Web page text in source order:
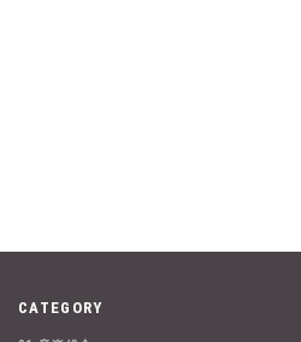
CATEGORY